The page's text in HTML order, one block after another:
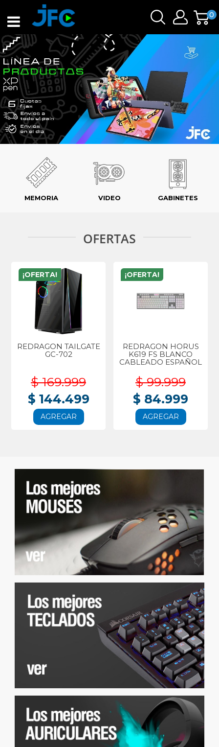
0
MEMORIA VIDEO GABINETES
OFERTAS
¡OFERTA!
REDRAGON TAILGATE
GC-702
$ 169.999
$ 144.499
AGREGAR
¡OFERTA!
REDRAGON HORUS
K619 FS BLANCO
CABLEADO ESPAÑOL
$ 99.999
$ 84.999
AGREGAR